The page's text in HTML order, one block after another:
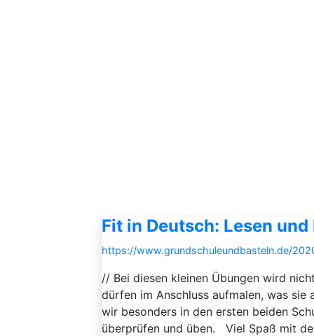
Fit in Deutsch: Lesen und
https://www.grundschuleundbasteln.de/
// Bei diesen kleinen Übungen wird
dürfen im Anschluss aufmalen, was sie
wir besonders in den ersten beiden
überprüfen und üben. Viel Spaß mit